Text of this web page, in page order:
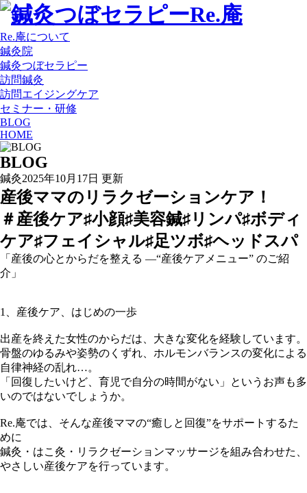
Re.庵について
鍼灸院
鍼灸つぼセラピー
訪問鍼灸
訪問エイジングケア
セミナー・研修
BLOG
HOME
BLOG
鍼灸2025年10月17日 更新
産後ママのリラクゼーションケア！
＃産後ケア♯小顔♯美容鍼♯リンパ♯ボディ
ケア♯フェイシャル♯足ツボ♯ヘッドスパ
「産後の心とからだを整える ―“産後ケアメニュー” のご紹
介」
1、産後ケア、はじめの一歩
出産を終えた女性のからだは、大きな変化を経験しています。
骨盤のゆるみや姿勢のくずれ、ホルモンバランスの変化による
自律神経の乱れ…。
「回復したいけど、育児で自分の時間がない」というお声も多
いのではないでしょうか。
Re.庵では、そんな産後ママの“癒しと回復”をサポートするた
めに
鍼灸・はこ灸・リラクゼーションマッサージを組み合わせた、
やさしい産後ケアを行っています。